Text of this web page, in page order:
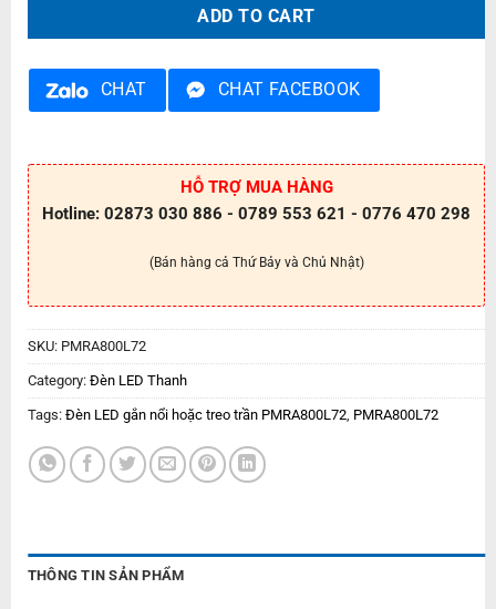
ADD TO CART
CHAT CHAT FACEBOOK
HỖ TRỢ MUA HÀNG
Hotline: 02873 030 886 - 0789 553 621 - 0776 470 298
(Bán hàng cả Thứ Bảy và Chủ Nhật)
SKU: PMRA800L72
Category: Đèn LED Thanh
Tags: Đèn LED gắn nổi hoặc treo trần PMRA800L72, PMRA800L72
THÔNG TIN SẢN PHẨM